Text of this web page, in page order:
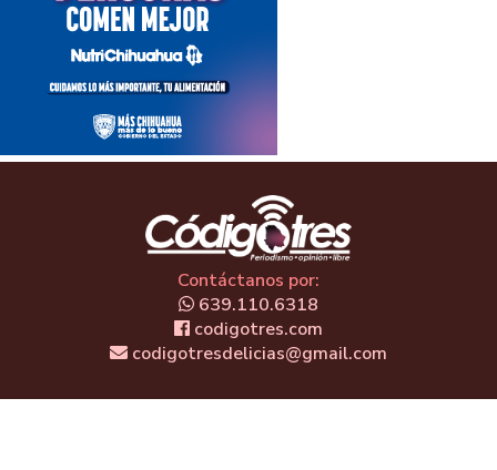
Contáctanos por:
639.110.6318
codigotres.com
codigotresdelicias@gmail.com